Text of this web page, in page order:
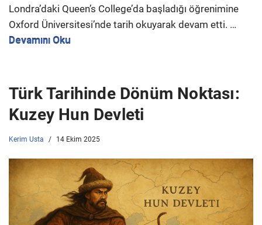
Londra’daki Queen’s College’da başladığı öğrenimine
Oxford Üniversitesi’nde tarih okuyarak devam etti. …
Devamını Oku
Türk Tarihinde Dönüm Noktası:
Kuzey Hun Devleti
Kerim Usta 14 Ekim 2025